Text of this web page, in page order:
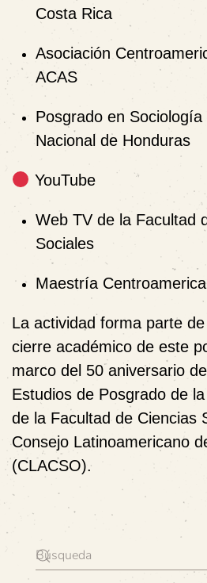
Costa Rica
Asociación
ACAS
Posgrado en Sociología
Nacional de Honduras
YouTube
Web TV de la Facultad
Sociales
Maestría
La actividad forma parte
cierre académico de este
marco del 50 aniversario
Estudios de Posgrado de
de la Facultad de Ciencias
Consejo Latinoamericano
(CLACSO).